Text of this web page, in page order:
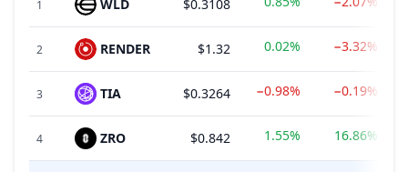
1 WLD $0.3108
2 RENDER $1.32 0.02% −3.32%
3 TIA $0.3264 −0.98% −0.19%
4 ZRO $0.842 1.55% 16.86%